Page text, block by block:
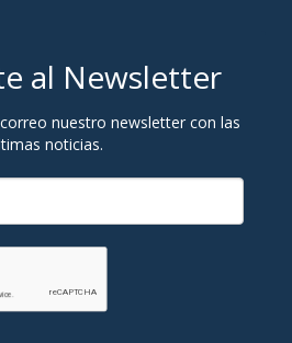
al Newsletter
nuestro newsletter con las
noticias.